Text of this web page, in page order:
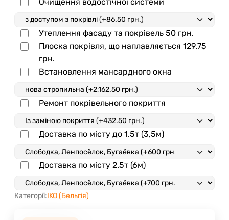
Утеплення фасаду та покрівель 50 грн.
Плоска покрівля, що наплавляється 129.75
грн.
Встановлення мансардного окна
Ремонт покрівельного покриття
Доставка по місту до 1.5т (3,5м)
Доставка по місту 2.5т (6м)
Категорії:IKO (Бельгія)